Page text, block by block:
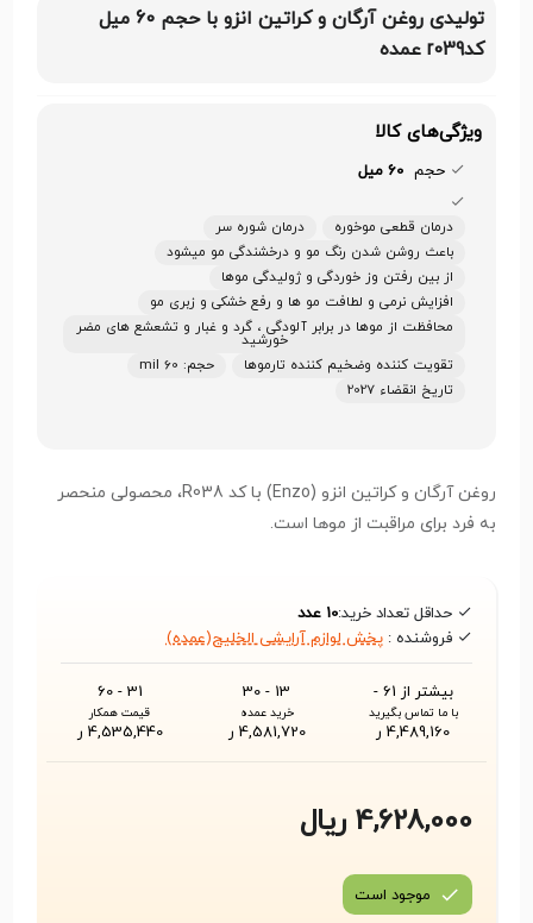
تولیدی روغن آرگان و کراتین انزو با حجم 60 میل
کدr039 عمده
ویژگی‌های کالا
حجم 60 میل
درمان قطعی موخوره
درمان شوره سر
باعث روشن شدن رنگ مو و درخشندگی مو میشود
از بین رفتن وز خوردگی و ژولیدگی موها
افزایش نرمی و لطافت مو ها و رفع خشکی و زبری مو
محافظت از موها در برابر آلودگی ، گرد و غبار و تشعشع‌ های مضر
خورشید
تقویت کننده وضخیم کننده تارموها
حجم: 60 mil
تاریخ انقضاء 2027
روغن آرگان و کراتین انزو (Enzo) با کد R038، محصولی منحصر
به فرد برای مراقبت از موها است.
حداقل تعداد خرید:10 عدد
فروشنده :پخش لوازم آرایشی الخلیج(عمده)
بیشتر از 61 -
با ما تماس بگیرید
4,489,160 ر
13 - 30
خرید عمده
4,581,720 ر
31 - 60
قیمت همکار
4,535,440 ر
4,628,000 ریال
موجود است